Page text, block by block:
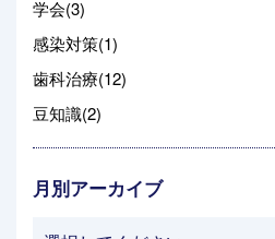
学会(3)
感染対策(1)
歯科治療(12)
豆知識(2)
月別アーカイブ